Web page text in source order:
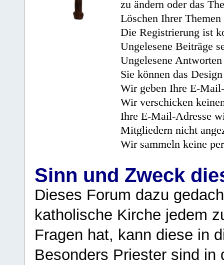
zu ändern oder das
Löschen Ihrer
Die Registrierung ist
Ungelesene Beiträge
Ungelesene
Sie können das
Wir geben Ihre E-
Wir verschicken
Ihre E-Mail-Adresse
Mitgliedern nicht
Wir sammeln keine
Sinn und Zweck
Dieses Forum dazu
katholische Kirche jedem
Fragen hat, kann diese in
Besonders Priester sind in